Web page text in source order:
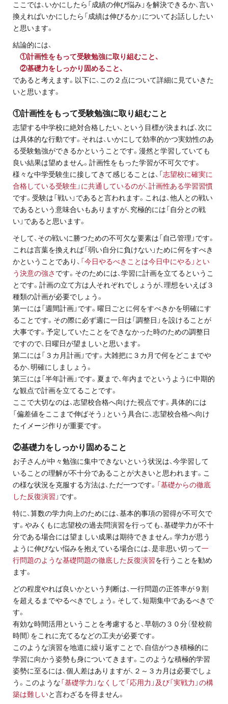
無料体験授業とは
ここでは、いかにしたら「成績の伸び悩み」を解決できるか、言い
換えればいかにしたら「成績は伸びるか」についてお話ししたい
と思います。
結論的には、
①計画性をもって受験勉強に取り組むこと、
②基礎力をしっかり固めること、
であると考えます。以下に、この２点について詳細に見ていきた
いと思います。
①計画性をもって受験勉強に取り組むこと
志望する中学校に絶対合格したい、という目標が決まれば、次に
は具体的な行動です。それは、いかにして効率的かつ実効性のあ
る受験勉強ができるかということです。漫然と学習していても
良い結果は望めません。計画性をもった学習が不可欠です。
様々な中学受験生に接してきて感じることは、「 志望校に確実に
合格している受験生」に共通しているのが、計画性ある学習習慣
です。受験は「戦い」であると言われます。これは、他人との戦い
であるという意味合いもありますが、究極的には「自分との戦
い」であると思います。
そして、その戦いに勝つための不可欠な要素は「自己管理」です。
これは言葉を換えれば「弱い自分に負けない」ために何をすべき
かということであり、 「今日やるべきことは今日中にやる」とい
う決意の強さ です。そのためには、学習に計画を立てるというこ
とです。計画の立て方は人それぞれでしょうが、理想をいえば３
種類の計画が必要でしょう。
第一には「週間計画」です。曜日ごとに何をすべきかを明確にす
ることです。その際に必ず週に一日は「調整日」を設けることが
大事です。予定していたことをできなかった時のための調整日
ですので、日曜日が望ましいと思います。
第二には「３カ月計画」です。大雑把に３カ月で何をどこまでや
るか、明確にしましょう。
第三には「半年計画」です。夏まで、年内までというように中期的
な観点で計画を立てることです。
ここで大切なのは、志望校合格へ向けた視点です。具体的には
「偏差値をここまで伸ばそう」という具合に、志望校合格へ向け
たイメージ作りが重要です。
②基礎力をしっかり固めること
お子さんが中々勉強に集中できないという状況は、今学習して
いることの理解が不十分であることが大きいと思われます。こ
の様な状況を克服する方法は、ただ一つです。 「基礎からの徹底
した反復演習」 です。
特に、算数の学力向上のためには、基本的事項の習得が不可欠で
す。やみくもに志望校の過去問演習を行っても、基礎学力が不十
分である場合には望ましい成果は期待できません。学力が思う
ように伸びない悩みを抱えている場合には、是非思い切って一
行問題のような基礎問題の徹底した反復演習を行うことを勧め
ます。
どの程度やれば良いかという判断は、一行問題の正答率が９割
を超えるまでやるべきでしょう。そして、短期集中であるべきで
す。
有効な時間活用ということを考慮すると、早朝の３０分（登校前
時間）をこれに充てるなどの工夫が必要です。
このような演習を地道に繰り返すことで、自信がつき積極的に
学習に向かう姿勢も身についてきます。このような積極的学習
姿勢に至るには、個人差はありますが、２～３カ月は必要でしょ
う。このような「基礎学力」なくして「応用力」及び「実戦力」の構
築は難しいと言わざるを得ません。